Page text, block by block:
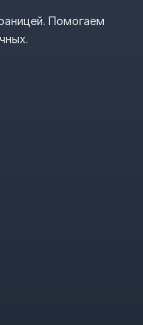
Помогаем